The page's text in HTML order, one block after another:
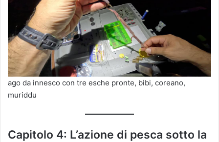
ago da innesco con tre esche pronte, bibi, coreano,
muriddu
Capitolo 4: L’azione di pesca sotto la